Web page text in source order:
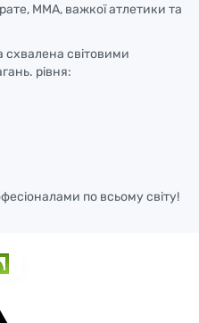
ММА, важкої атлетики та
схвалена світовими
рівня:
по всьому світу!